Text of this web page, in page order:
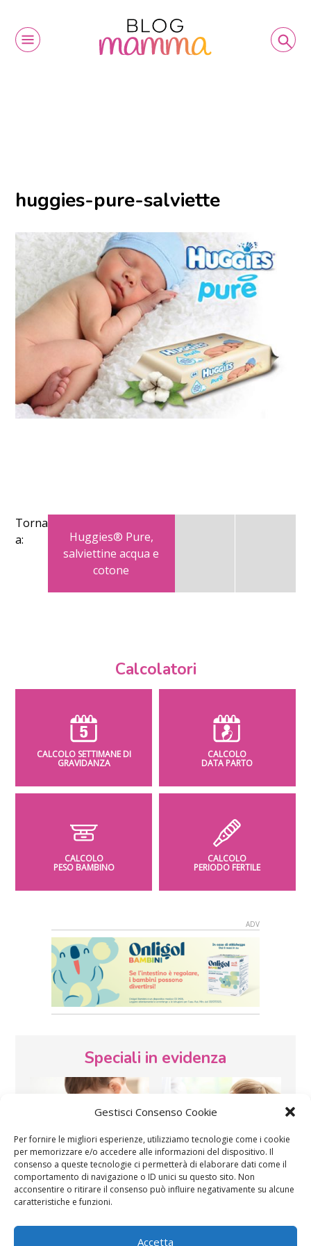
Gestisci Consenso Cookie
Per fornire le migliori esperienze, utilizziamo tecnologie come i cookie
per memorizzare e/o accedere alle informazioni del dispositivo. Il
consenso a queste tecnologie ci permetterà di elaborare dati come il
comportamento di navigazione o ID unici su questo sito. Non
acconsentire o ritirare il consenso può influire negativamente su alcune
caratteristiche e funzioni.
Accetta
huggies-pure-salviette
Torna
a:
Huggies® Pure,
salviettine acqua e
cotone
Calcolatori
CALCOLO SETTIMANE DI
GRAVIDANZA
CALCOLO
DATA PARTO
CALCOLO
PESO BAMBINO
CALCOLO
PERIODO FERTILE
Speciali in evidenza
Vaccini SOS Pediatra